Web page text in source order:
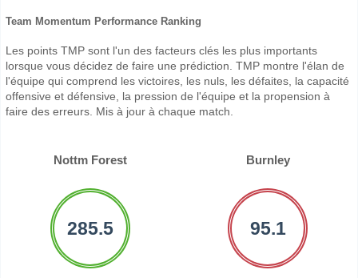
Team Momentum Performance Ranking
Les points TMP sont l'un des facteurs clés les plus importants
lorsque vous décidez de faire une prédiction. TMP montre l'élan de
l'équipe qui comprend les victoires, les nuls, les défaites, la capacité
offensive et défensive, la pression de l'équipe et la propension à
faire des erreurs. Mis à jour à chaque match.
Nottm Forest Burnley
285.5 95.1